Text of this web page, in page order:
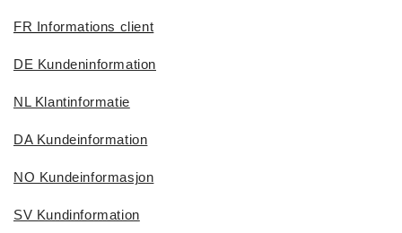
FR Informations client
DE Kundeninformation
NL Klantinformatie
DA Kundeinformation
NO Kundeinformasjon
SV Kundinformation